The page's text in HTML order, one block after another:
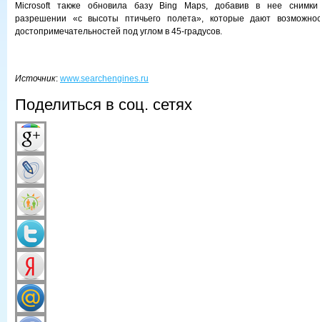
Microsoft также обновила базу Bing Maps, добавив в нее
разрешении «с высоты птичьего полета», которые дают
достопримечательностей под углом в 45-градусов.
Источник: www.searchengines.ru
Поделиться в соц. сетях